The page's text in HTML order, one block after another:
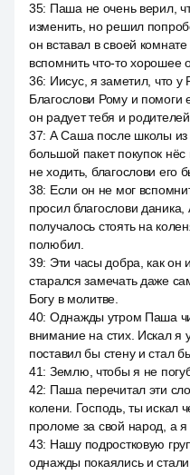
35: Паша не очень верил,
изменить, но решил
он вставал в своей
вспомнить что-то хорошее
36: Иисус, я заметил, что у
Благослови Рому и помоги
он радует тебя и
37: А Саша после школы из
большой пакет покупок
не ходить, благослови его
38: Если он не мог
просил благослови
получалось стоять на
полюбил.
39: Эти часы добра, как он
старался замечать даже
Богу в молитве.
40: Однажды утром Паша
внимание на стих. Искал я
поставил бы стену и стал
41: Землю, чтобы я не
42: Паша перечитал эти
колени. Господь, ты искал
проломе за свой народ, а я
43: Нашу подростковую
однажды покаялись и стали